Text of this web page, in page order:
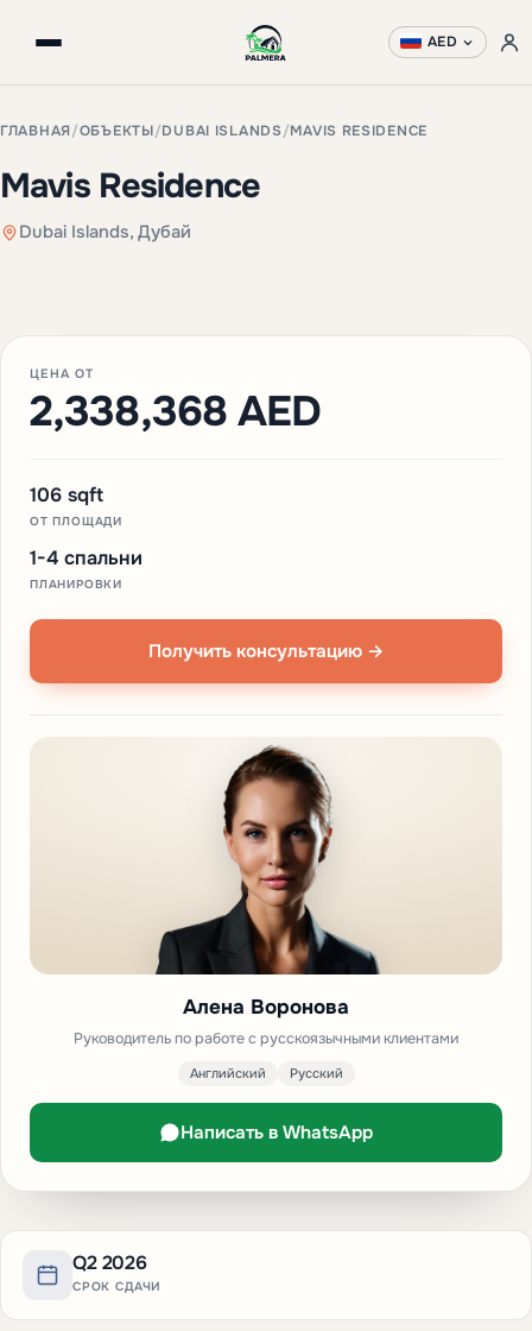
AED
ГЛАВНАЯ/ОБЪЕКТЫ/DUBAI ISLANDS /MAVIS RESIDENCE
Mavis Residence
Dubai Islands, Дубай
Q2 2026
СРОК СДАЧИ
ЦЕНА ОТ
2,338,368 AED
106 sqft
ОТ ПЛОЩАДИ
1-4 спальни
ПЛАНИРОВКИ
Получить консультацию →
Алена Воронова
Руководитель по работе с русскоязычными клиентами
Английский Русский
Написать в WhatsApp